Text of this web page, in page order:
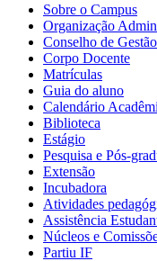
Sobre o Campus
Organização
Conselho de Gestão
Corpo Docente
Matrículas
Guia do aluno
Calendário
Biblioteca
Estágio
Pesquisa e Pós-
Extensão
Incubadora
Atividades
Assistência
Núcleos e
Partiu IF